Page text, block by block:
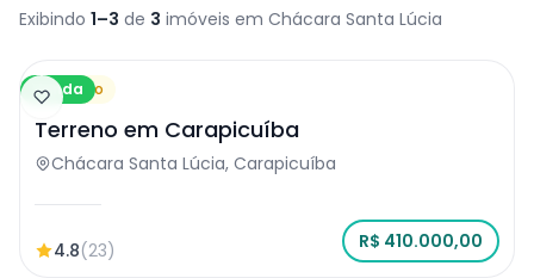
Exibindo 1–3 de 3 imóveis em Chácara Santa Lúcia
Venda
Terreno
Terreno em Carapicuíba
Chácara Santa Lúcia, Carapicuíba
4.8(23) R$ 410.000,00